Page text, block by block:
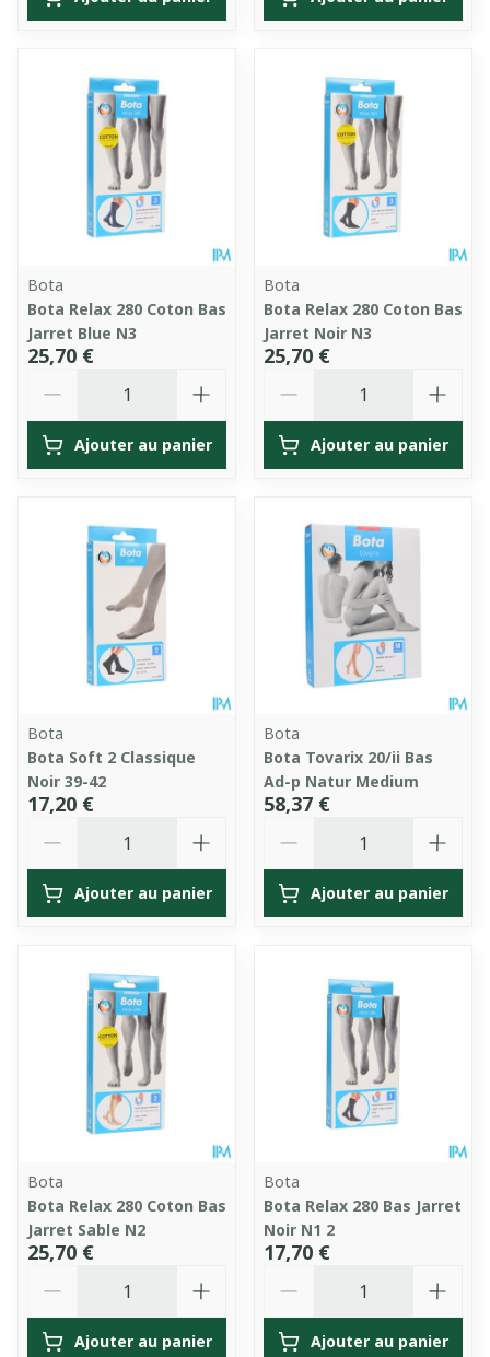
Bota
Bota Relax 280 Coton Bas
Jarret Blue N3
25,70 €
Ajouter au panier
Bota
Bota Relax 280 Coton Bas
Jarret Noir N3
25,70 €
Ajouter au panier
Bota
Bota Soft 2 Classique
Noir 39-42
17,20 €
Ajouter au panier
Bota
Bota Tovarix 20/ii Bas
Ad-p Natur Medium
58,37 €
Ajouter au panier
Bota
Bota Relax 280 Coton Bas
Jarret Sable N2
25,70 €
Ajouter au panier
Bota
Bota Relax 280 Bas Jarret
Noir N1 2
17,70 €
Ajouter au panier